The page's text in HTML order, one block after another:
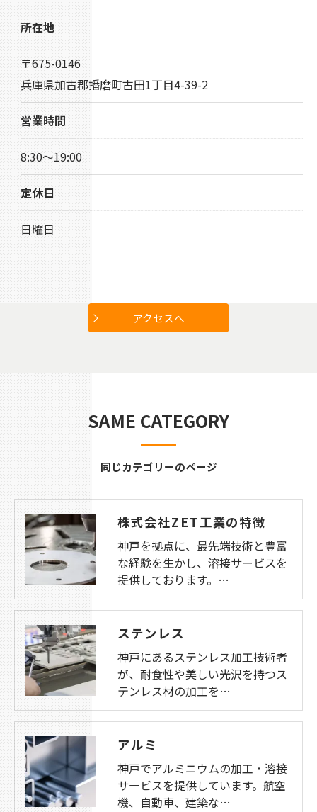
所在地
〒675-0146
兵庫県加古郡播磨町古田1丁目4-39-2
営業時間
8:30〜19:00
定休日
日曜日
アクセスへ
同じカテゴリーのページ
SAME CATEGORY
株式会社ZET工業の特徴
神戸を拠点に、最先端技術と豊富
な経験を生かし、溶接サービスを
提供しております。…
ステンレス
神戸にあるステンレス加工技術者
が、耐食性や美しい光沢を持つス
テンレス材の加工を…
アルミ
神戸でアルミニウムの加工・溶接
サービスを提供しています。航空
機、自動車、建築な…